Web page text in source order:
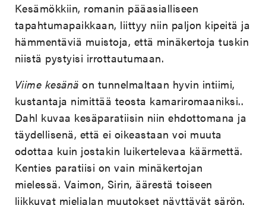
Kesämökkiin, romanin pääasialliseen
tapahtumapaikkaan, liittyy niin paljon kipeitä ja
hämmentäviä muistoja, että minäkertoja tuskin
niistä pystyisi irrottautumaan.
Viime kesänä on tunnelmaltaan hyvin intiimi,
kustantaja nimittää teosta kamariromaaniksi..
Dahl kuvaa kesäparatiisin niin ehdottomana ja
täydellisenä, että ei oikeastaan voi muuta
odottaa kuin jostakin luikertelevaa käärmettä.
Kenties paratiisi on vain minäkertojan
mielessä. Vaimon, Sirin, äärestä toiseen
liikkuvat mielialan muutokset näyttävät särön.